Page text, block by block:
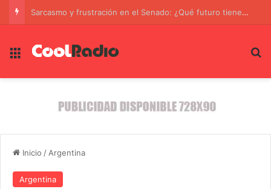
Sarcasmo y frustración en el Senado: ¿Qué futuro tiene la Ley de Propiedad Privada?
Menú
Inicio / Argentina
Argentina